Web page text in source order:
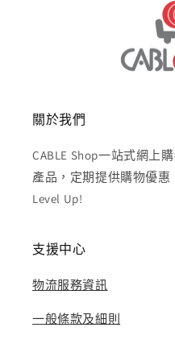
關於我們
CABLE Shop一站式網上
產品，定期提供購物優
Level Up!
支援中心
物流服務資訊
一般條款及細則